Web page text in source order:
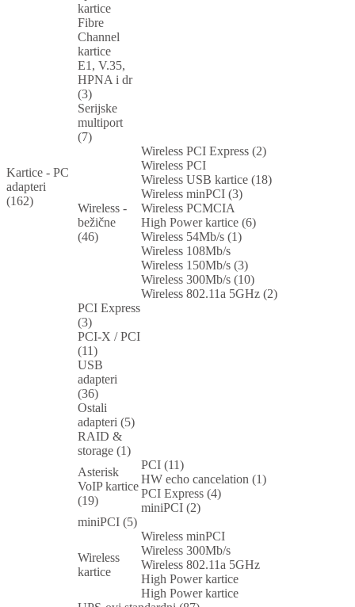
Kartice - PC
adapteri
(162)
kartice
Fibre
Channel
kartice
E1, V.35,
HPNA i dr
(3)
Serijske
multiport
(7)
Wireless -
bežične
(46)
Wireless PCI Express (2)
Wireless PCI
Wireless USB kartice (18)
Wireless minPCI (3)
Wireless PCMCIA
High Power kartice (6)
Wireless 54Mb/s (1)
Wireless 108Mb/s
Wireless 150Mb/s (3)
Wireless 300Mb/s (10)
Wireless 802.11a 5GHz (2)
PCI Express
(3)
PCI-X / PCI
(11)
USB
adapteri
(36)
Ostali
adapteri (5)
RAID &
storage (1)
Asterisk
VoIP kartice
(19)
PCI (11)
HW echo cancelation (1)
PCI Express (4)
miniPCI (2)
miniPCI (5)
Wireless
kartice
Wireless minPCI
Wireless 300Mb/s
Wireless 802.11a 5GHz
High Power kartice
High Power kartice